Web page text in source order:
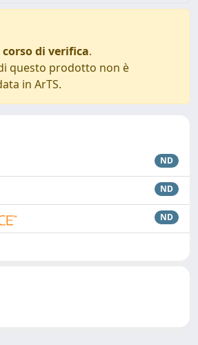
di verifica.
questo prodotto non è
in ArTS.
ND
ND
ND